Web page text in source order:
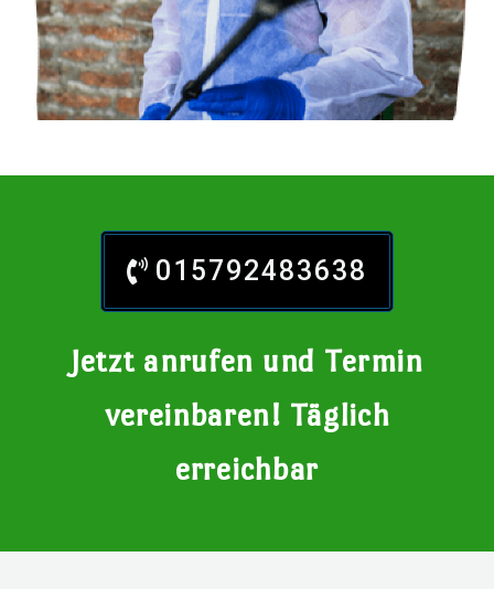
015792483638
Jetzt anrufen und Termin
vereinbaren! Täglich
erreichbar